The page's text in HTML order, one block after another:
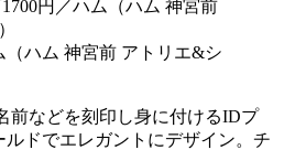
（ハム 神宮前 アトリエ&シ
前などを刻印し身に付けるIDプ
ドでエレガントにデザイン。チ